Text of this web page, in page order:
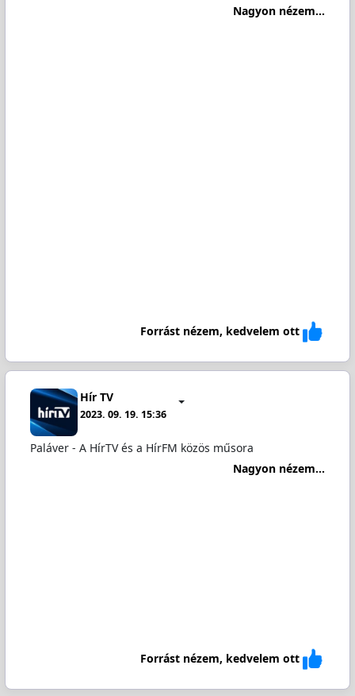
Nagyon nézem...
Forrást nézem, kedvelem ott
Hír TV
2023. 09. 19. 15:36
Paláver - A HírTV és a HírFM közös műsora
Nagyon nézem...
Forrást nézem, kedvelem ott